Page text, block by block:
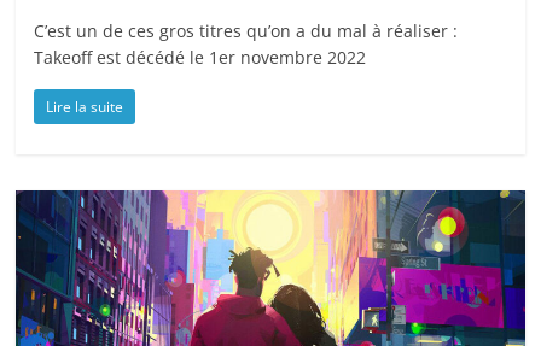
C’est un de ces gros titres qu’on a du mal à réaliser :
Takeoff est décédé le 1er novembre 2022
Lire la suite